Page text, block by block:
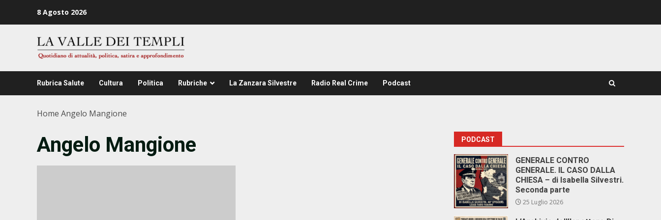
8 Agosto 2026
Rubrica Salute Cultura Politica Rubriche La Zanzara Silvestre Radio Real Crime Podcast
Home Angelo Mangione
Angelo Mangione PODCAST
GENERALE CONTRO
GENERALE. IL CASO DALLA
CHIESA – di Isabella Silvestri.
Seconda parte
25 Luglio 2026